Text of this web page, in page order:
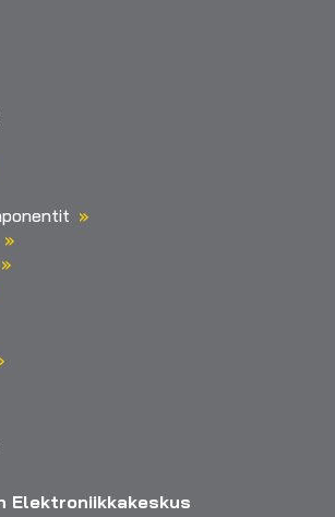
Elektroniikkakeskus